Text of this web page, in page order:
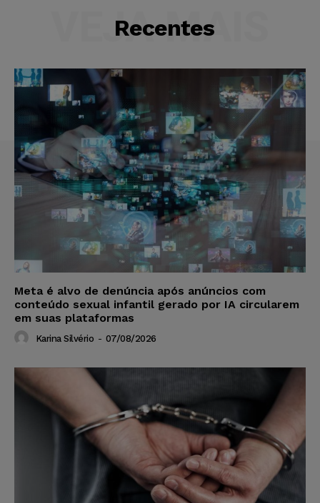
Recentes
VEJA MAIS
Meta é alvo de denúncia após anúncios com
conteúdo sexual infantil gerado por IA circularem
em suas plataformas
Karina Silvério - 07/08/2026